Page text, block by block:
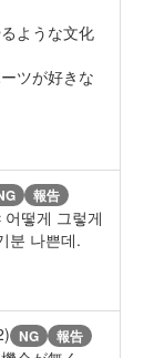
ような文化
ツが好きな
報告
떻게 그렇게
분 나쁜데.
NG 報告